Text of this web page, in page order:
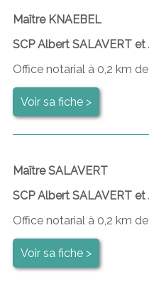
Maître KNAEBEL
SCP Albert SALAVERT
Office notarial à 0,2 km
Voir sa fiche >
Maître SALAVERT
SCP Albert SALAVERT
Office notarial à 0,2 km
Voir sa fiche >